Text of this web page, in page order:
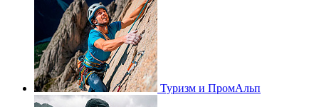
Туризм и ПромАльп